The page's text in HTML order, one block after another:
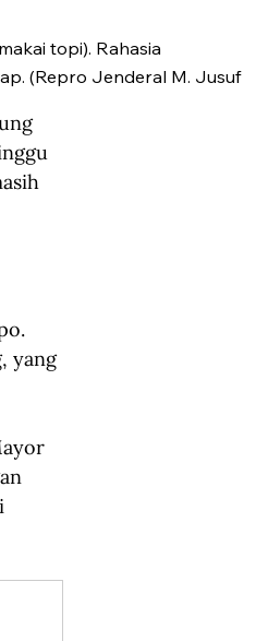
topi). Rahasia
(Repro Jenderal M. Jusuf
yang